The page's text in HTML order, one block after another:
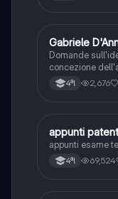
GItaliano
Gabriele
Domande
concezione
D'Annunzio.
4ªl 2,676
Altro
appunti
appunti esame
4ªl 69,524